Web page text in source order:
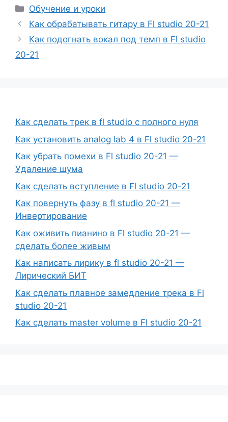
Рубрики
Обучение и уроки
Как обрабатывать гитару в Fl studio 20-21
Как подогнать вокал под темп в Fl studio
20-21
Как сделать трек в fl studio с полного нуля
Как установить analog lab 4 в Fl studio 20-21
Как убрать помехи в Fl studio 20-21 —
Удаление шума
Как сделать вступление в Fl studio 20-21
Как повернуть фазу в fl studio 20-21 —
Инвертирование
Как оживить пианино в Fl studio 20-21 —
сделать более живым
Как написать лирику в fl studio 20-21 —
Лирический БИТ
Как сделать плавное замедление трека в Fl
studio 20-21
Как сделать master volume в Fl studio 20-21